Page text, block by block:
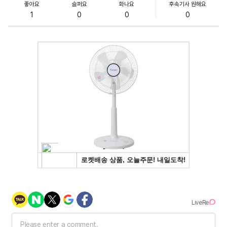
좋아요
1
슬퍼요
0
화나요
0
후속기사 원해요
0